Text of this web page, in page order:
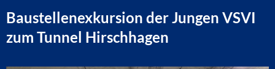
Baustellenexkursion der Jungen VSVI
zum Tunnel Hirschhagen